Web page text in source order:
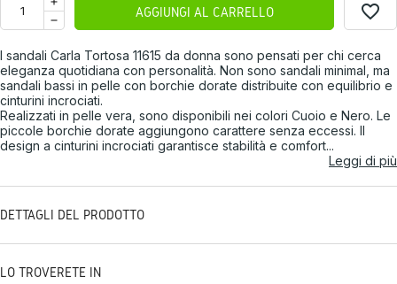
AGGIUNGI AL CARRELLO favorite_border
I sandali Carla Tortosa 11615 da donna sono pensati per chi cerca
eleganza quotidiana con personalità. Non sono sandali minimal, ma
sandali bassi in pelle con borchie dorate distribuite con equilibrio e
cinturini incrociati.
Realizzati in pelle vera, sono disponibili nei colori Cuoio e Nero. Le
piccole borchie dorate aggiungono carattere senza eccessi. Il
design a cinturini incrociati garantisce stabilità e comfort...
Leggi di più
DETTAGLI DEL PRODOTTO
LO TROVERETE IN